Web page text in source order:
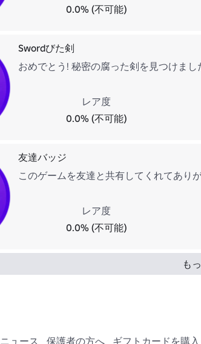
0.0% (不可能)
Swordびた剣
おめでとう! 秘密の腐った剣を見つけまし
レア度
0.0% (不可能)
友達バッジ
このゲームを友達と共有してくれてあり
レア度
0.0% (不可能)
も
ニュース 保護者の方へ ギフトカードを購入